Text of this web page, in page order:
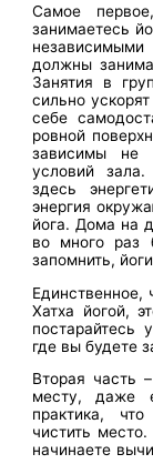
Самое
занимаетесь
должны
Занятия в
сильно
себе
ровной
зависимы не
условий
здесь
энергия
йога. Дома на
во много раз
запомнить,
Единственное,
Хатха йогой,
постарайтесь
где вы будете
Вторая часть
месту, даже
практика,
чистить
начинаете